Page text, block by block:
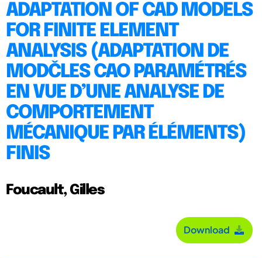
ADAPTATION OF CAD MODELS
FOR FINITE ELEMENT
ANALYSIS (ADAPTATION DE
MODČLES CAO PARAMÉTRÉS
EN VUE D’UNE ANALYSE DE
COMPORTEMENT
MÉCANIQUE PAR ÉLÉMENTS)
FINIS
Foucault, Gilles
Download